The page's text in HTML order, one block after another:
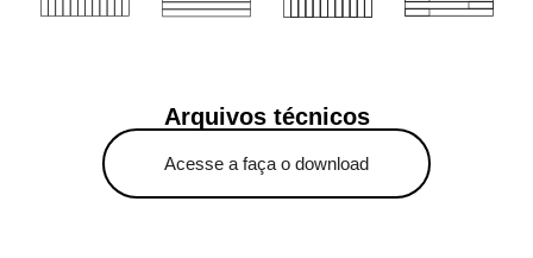
Arquivos técnicos
Acesse a faça o download